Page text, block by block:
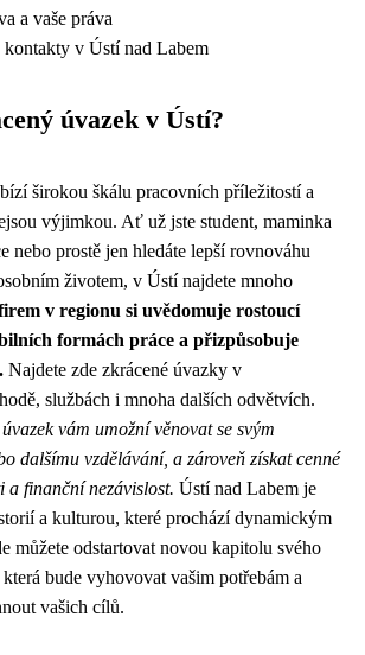
a vaše práva
kontakty v Ústí nad Labem
úvazek v Ústí?
širokou škálu pracovních příležitostí a
výjimkou. Ať už jste student, maminka
nebo prostě jen hledáte lepší rovnováhu
životem, v Ústí najdete mnoho
v regionu si uvědomuje rostoucí
formách práce a přizpůsobuje
Najdete zde zkrácené úvazky v
službách i mnoha dalších odvětvích.
vám umožní věnovat se svým
dalšímu vzdělávání, a zároveň získat cenné
a finanční nezávislost. Ústí nad Labem je
a kulturou, které prochází dynamickým
můžete odstartovat novou kapitolu svého
bude vyhovovat vašim potřebám a
vašich cílů.